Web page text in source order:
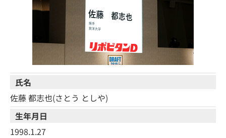
氏名
佐藤 都志也(さとう としや)
生年月日
1998.1.27